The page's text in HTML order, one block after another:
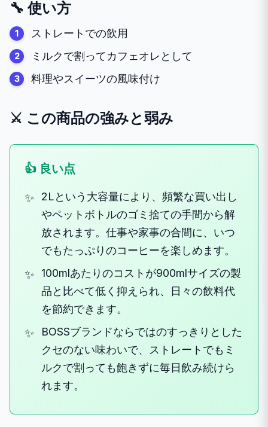
🔧 使い方
ストレートでの飲用
ミルクで割ってカフェオレとして
料理やスイーツの風味付け
⚔️ この商品の強みと弱み
👍 良い点
2Lという大容量により、頻繁な買い出し
やペットボトルのゴミ捨ての手間から解
放されます。仕事や家事の合間に、いつ
でもたっぷりのコーヒーを楽しめます。
100mlあたりのコストが900mlサイズの製
品と比べて低く抑えられ、日々の飲料代
を節約できます。
BOSSブランドならではのすっきりとした
クセのない味わいで、ストレートでもミ
ルクで割っても飽きずに毎日飲み続けら
れます。